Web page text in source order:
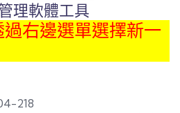
理軟體工具
右邊選單選擇新一
218